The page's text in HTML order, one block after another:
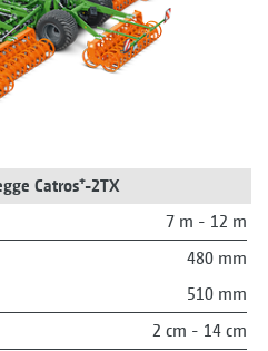
Catros⁺-2TX
7 m - 12 m
480 mm
510 mm
2 cm - 14 cm